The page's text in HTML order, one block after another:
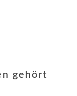
gehört